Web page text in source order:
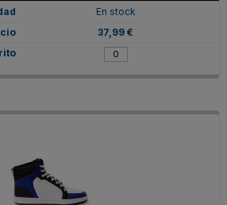
En stock
37,99 €